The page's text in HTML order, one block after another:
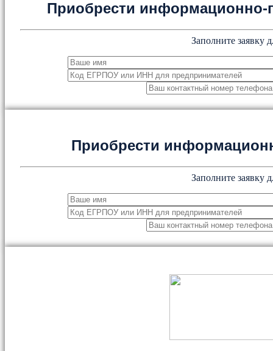
Приобрести
Заполните заявку
Приобрести
Заполните заявку